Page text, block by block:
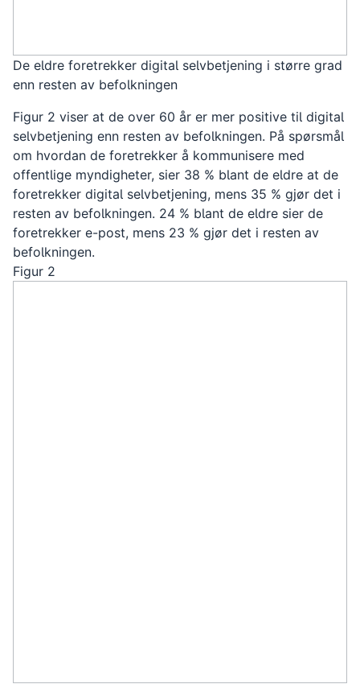
De eldre foretrekker digital selvbetjening i større grad
enn resten av befolkningen
Figur 2 viser at de over 60 år er mer positive til digital
selvbetjening enn resten av befolkningen. På spørsmål
om hvordan de foretrekker å kommunisere med
offentlige myndigheter, sier 38 % blant de eldre at de
foretrekker digital selvbetjening, mens 35 % gjør det i
resten av befolkningen. 24 % blant de eldre sier de
foretrekker e-post, mens 23 % gjør det i resten av
befolkningen.
Figur 2